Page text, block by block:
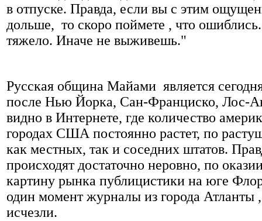
в отпуске. Правда, если вы с этим
дольше, то скоро поймете , что
тяжело. Иначе не выживешь."
Русская община Майами является
после Нью Йорка, Сан-Франциско, Лос-
видно в Интернете, где количество
городах США постоянно растет, по
как местных, так и соседних штатов.
происходят достаточно неровно, по
картину рынка публицистики на юге
один момент журналы из города Атланты
исчезли.